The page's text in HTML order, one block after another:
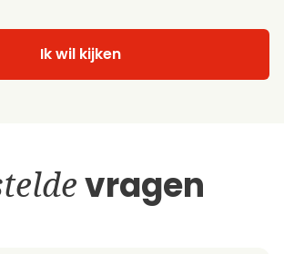
Ik wil kijken
vragen